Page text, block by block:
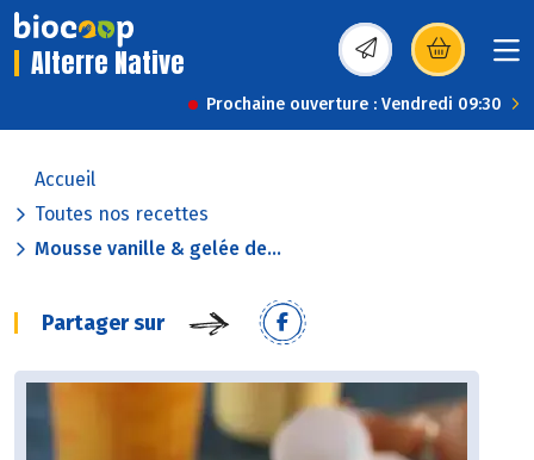
Alterre Native (s’ouvre dans une
Prochaine ouverture : Vendredi 09:30
Accueil
Toutes nos recettes
Mousse vanille & gelée de...
Partager sur